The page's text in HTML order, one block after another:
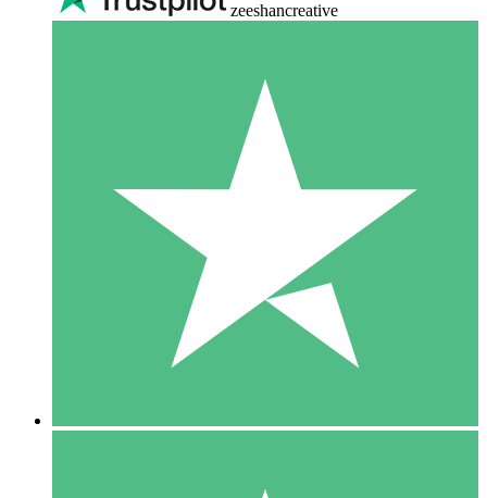
zeeshancreative